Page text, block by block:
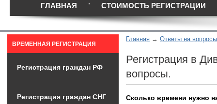
ГЛАВНАЯ СТОИМОСТЬ РЕГИСТРАЦИИ
Главная Ответы на
Регистрация в
вопросы.
Сколько времени нужно
ВРЕМЕННАЯ РЕГИСТРАЦИЯ
Регистрация граждан РФ
Регистрация граждан СНГ